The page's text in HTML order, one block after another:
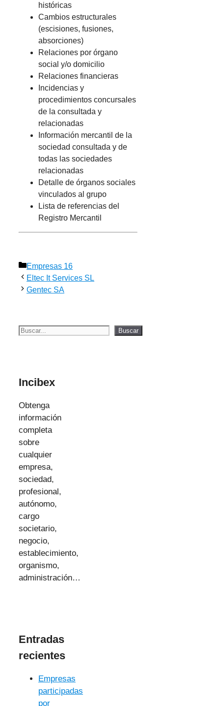
históricas
Cambios estructurales
(escisiones, fusiones,
absorciones)
Relaciones por órgano
social y/o domicilio
Relaciones financieras
Incidencias y
procedimientos concursales
de la consultada y
relacionadas
Información mercantil de la
sociedad consultada y de
todas las sociedades
relacionadas
Detalle de órganos sociales
vinculados al grupo
Lista de referencias del
Registro Mercantil
Categorías
Empresas 16
Eltec It Services SL
Gentec SA
Buscar Buscar
Incibex
Obtenga
información
completa
sobre
cualquier
empresa,
sociedad,
profesional,
autónomo,
cargo
societario,
negocio,
establecimiento,
organismo,
administración…
Entradas
recientes
Empresas
participadas
por